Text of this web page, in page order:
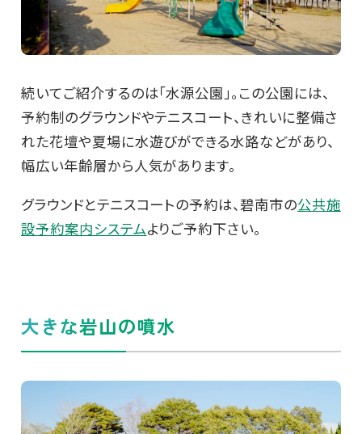
続いてご紹介するのは「水源公園」。この公園には、
予約制のグラウンドやテニスコート、きれいに整備さ
れた花壇や夏場に水遊びができる水路などがあり、
幅広い年齢層から人気があります。
グラウンドとテニスコートの予約は、碧南市の公共施
設予約案内システムよりご予約下さい。
大きな岩山の噴水